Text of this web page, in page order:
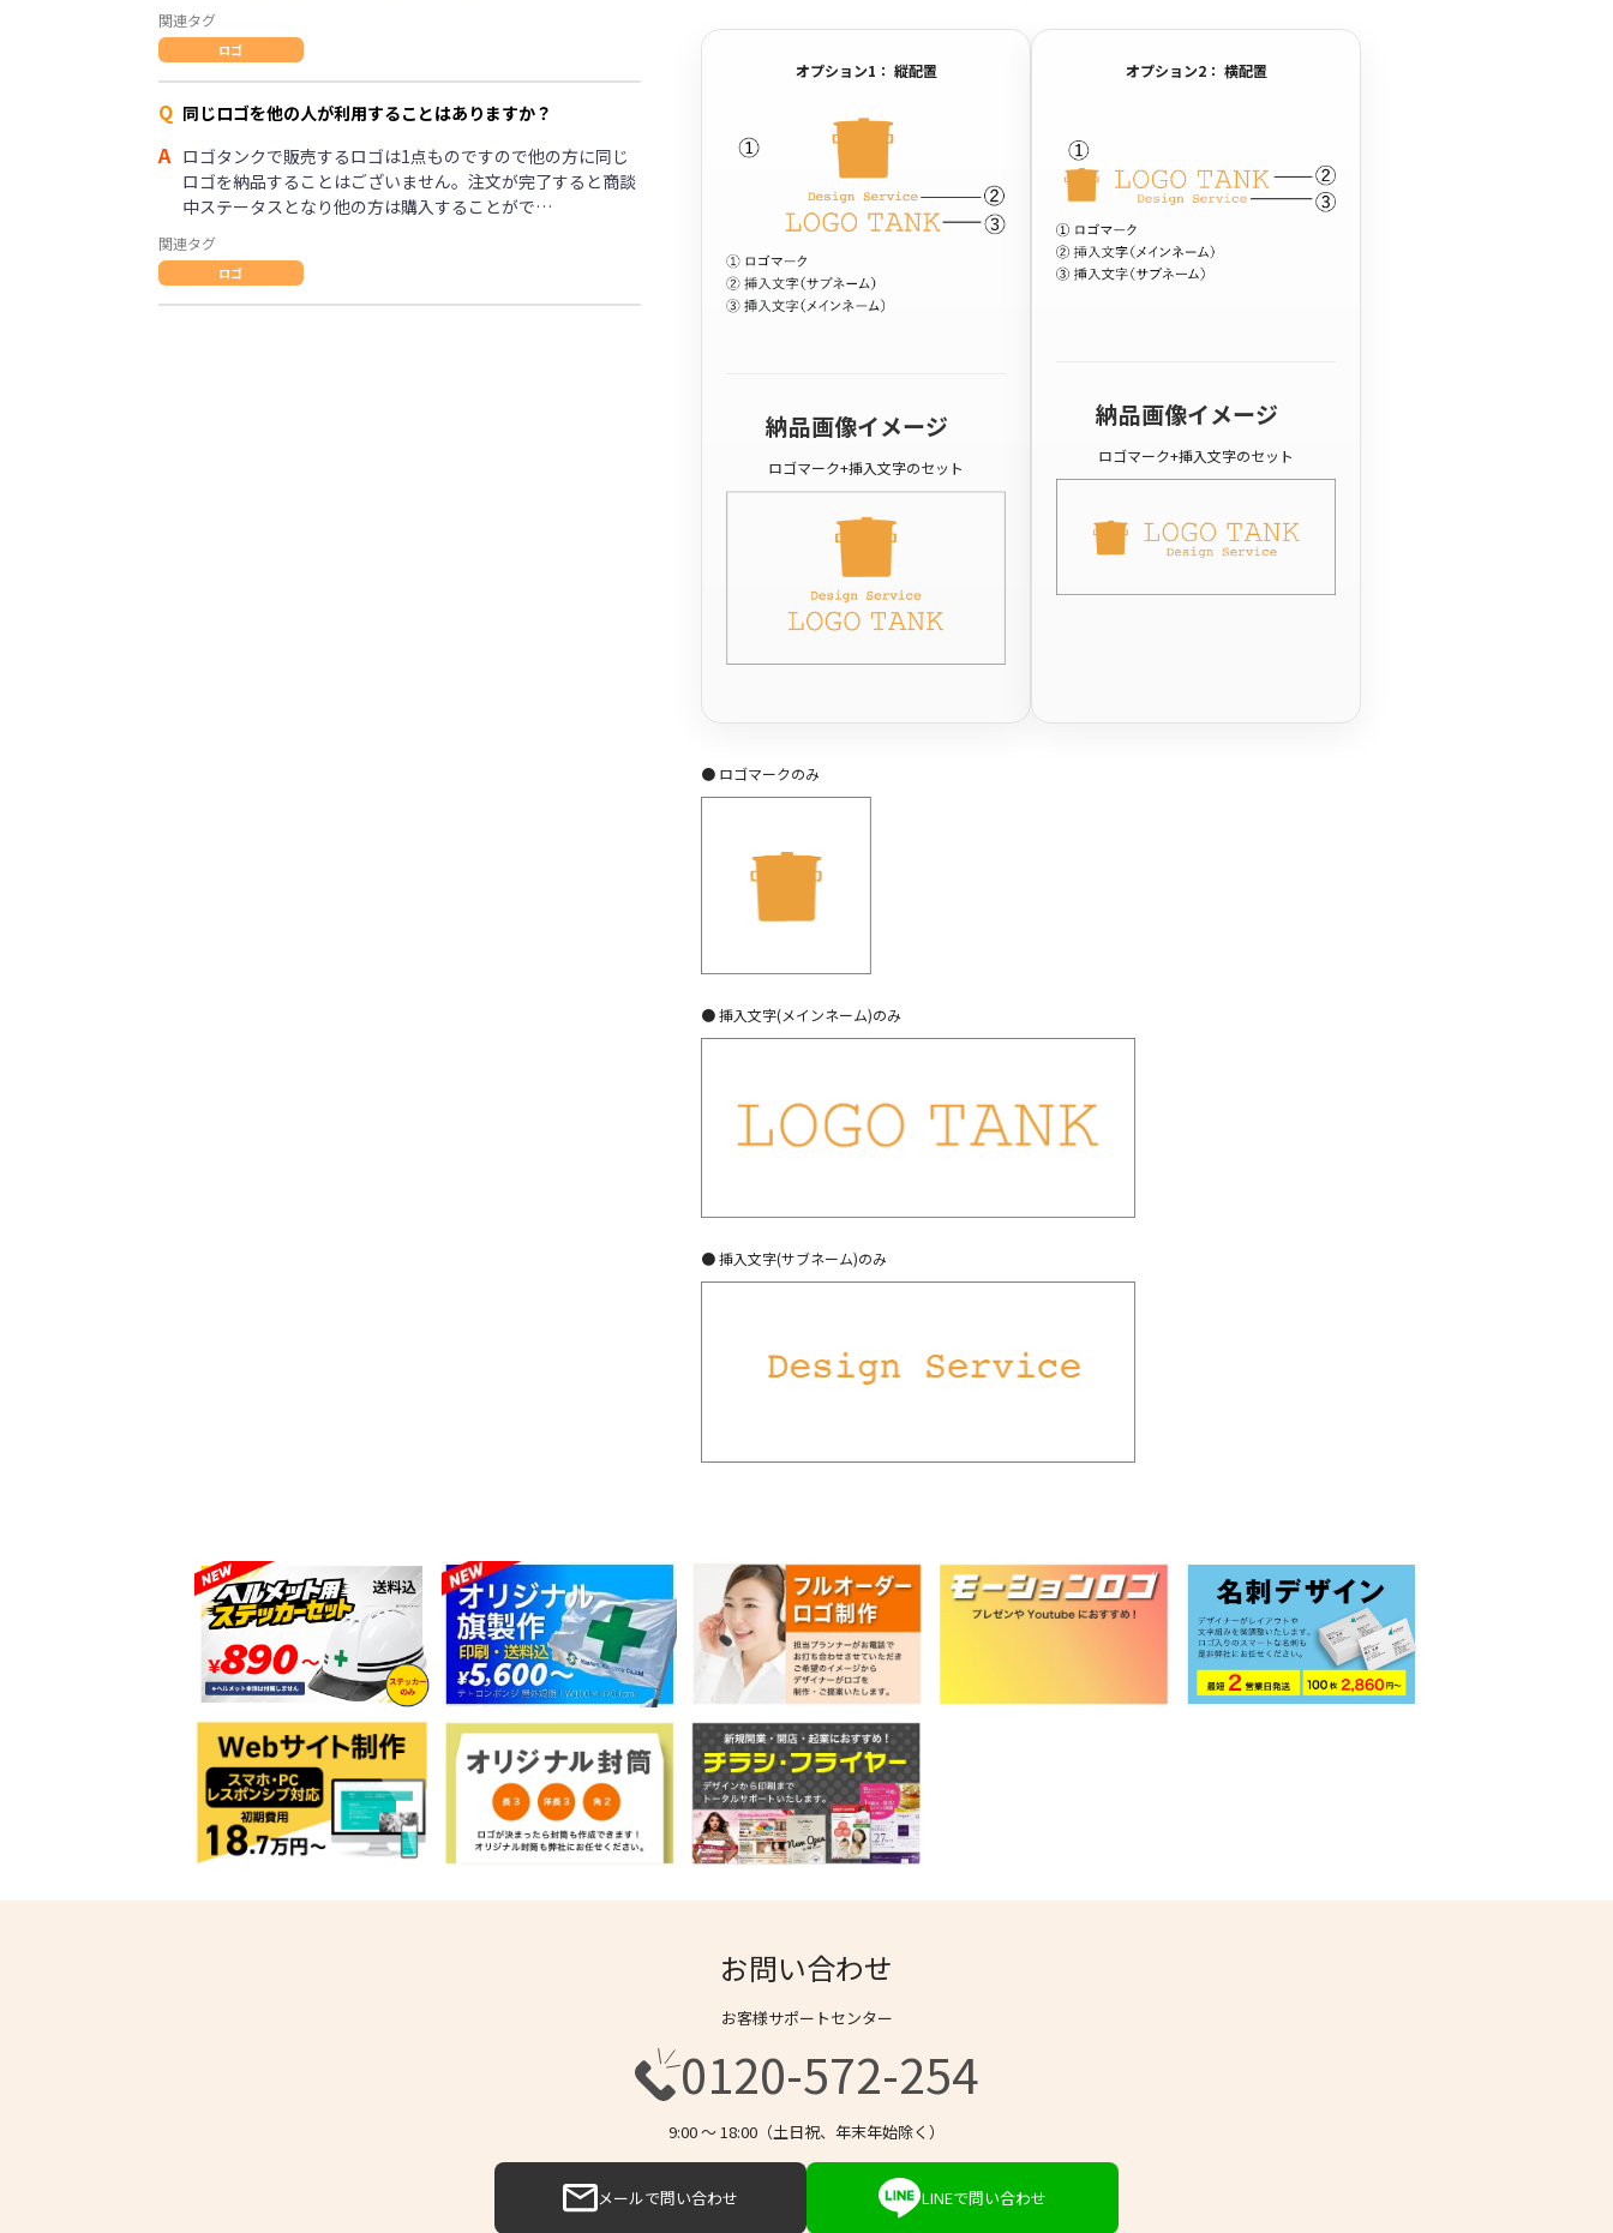
関連タグ
ロゴ
Q 同じロゴを他の人が利用することはありますか？
A ロゴタンクで販売するロゴは1点ものですので他の方に同じ
ロゴを納品することはございません。注文が完了すると商談
中ステータスとなり他の方は購入することがで…
関連タグ
ロゴ
オプション1： 縦配置
納品画像イメージ
ロゴマーク+挿入文字のセット
オプション2： 横配置
納品画像イメージ
ロゴマーク+挿入文字のセット
● ロゴマークのみ
● 挿入文字(メインネーム)のみ
● 挿入文字(サブネーム)のみ
お問い合わせ
お客様サポートセンター
0120-572-254
9:00 〜 18:00（土日祝、年末年始除く）
メールで問い合わせ LINEで問い合わせ